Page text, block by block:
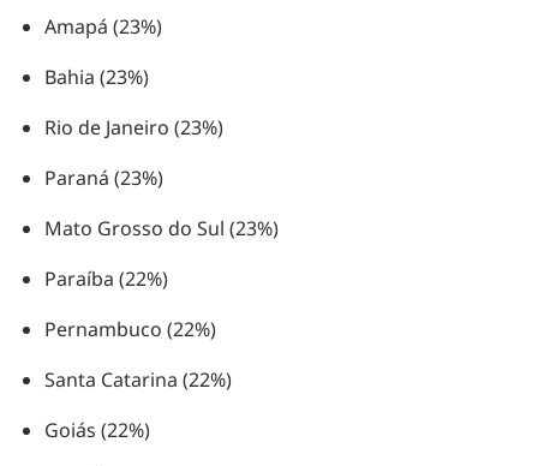
Amapá (23%)
Bahia (23%)
Rio de Janeiro (23%)
Paraná (23%)
Mato Grosso do Sul (23%)
Paraíba (22%)
Pernambuco (22%)
Santa Catarina (22%)
Goiás (22%)